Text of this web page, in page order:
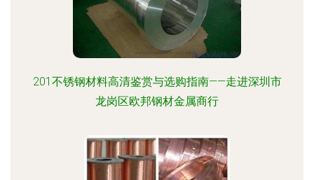
201不锈钢材料高清鉴赏与选购指南——走进深圳市
龙岗区欧邦钢材金属商行